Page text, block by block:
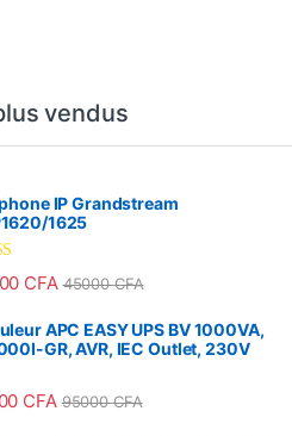
vendus
IP Grandstream
1625
4.33CFA 45000CFA
APC EASY UPS BV 1000VA,
GR, AVR, IEC Outlet, 230V
CFA 95000CFA